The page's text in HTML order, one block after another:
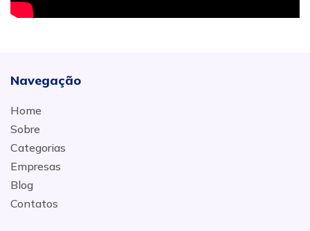
Navegação
Home
Sobre
Categorias
Empresas
Blog
Contatos